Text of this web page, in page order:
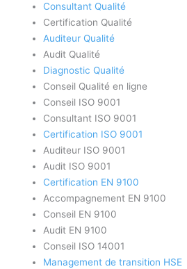
Consultant Qualité
Certification Qualité
Auditeur Qualité
Audit Qualité
Diagnostic Qualité
Conseil Qualité en ligne
Conseil ISO 9001
Consultant ISO 9001
Certification ISO 9001
Auditeur ISO 9001
Audit ISO 9001
Certification EN 9100
Accompagnement EN 9100
Conseil EN 9100
Audit EN 9100
Conseil ISO 14001
Management de transition HSE